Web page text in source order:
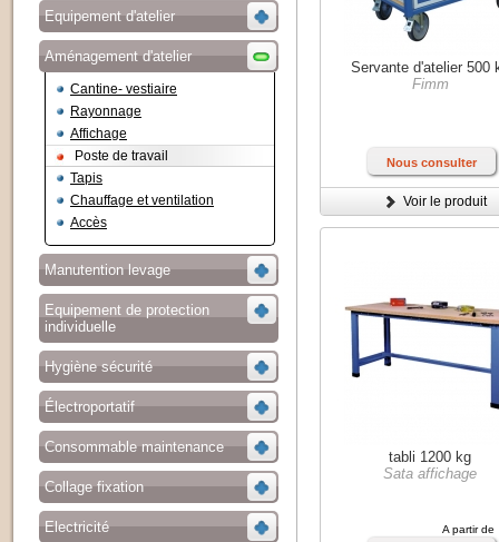
Equipement d'atelier
Aménagement d'atelier
Cantine- vestiaire
Rayonnage
Affichage
Poste de travail
Tapis
Chauffage et ventilation
Accès
Manutention levage
Equipement de protection
individuelle
Hygiène sécurité
Électroportatif
Consommable maintenance
Collage fixation
Electricité
Servante d'atelier 500
Fimm
Nous consulter
Voir le produit
tabli 1200 kg
Sata affichage
A partir de